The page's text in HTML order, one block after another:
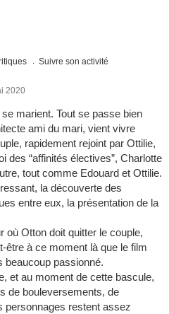
Suivre son activité
2020
marient. Tout se passe bien
ami du mari, vient vivre
rapidement rejoint par Ottilie,
des “affinités électives”, Charlotte
tout comme Edouard et Ottilie.
la découverte des
entre eux, la présentation de la
où Otton doit quitter le couple,
être à ce moment là que le film
beaucoup passionné.
et au moment de cette bascule,
de bouleversements, de
personnages restent assez